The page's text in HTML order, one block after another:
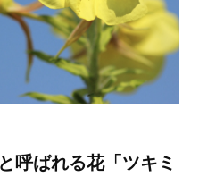
呼ばれる花「ツキミ